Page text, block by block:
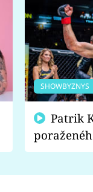
SHOWBYZNYS
fanoušci